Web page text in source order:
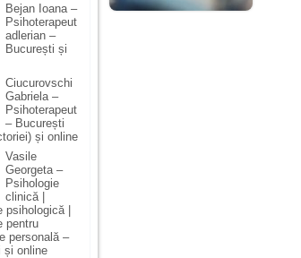
Bejan Ioana –
Psihoterapeut
adlerian –
București și
Ciucurovschi
Gabriela –
Psihoterapeut
– București
și online
Vasile
Georgeta –
Psihologie
clinică |
psihologică |
pentru
personală –
și online